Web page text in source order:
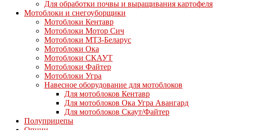
Для обработки почвы и выращивания картофеля
Мотоблоки и снегоуборщики
Мотоблоки Кентавр
Мотоблоки Мотор Сич
Мотоблоки МТЗ-Беларус
Мотоблоки Ока
Мотоблоки СКАУТ
Мотоблоки Файтер
Мотоблоки Угра
Навесное оборудование для мотоблоков
Для мотоблоков Кентавр
Для мотоблоков Ока Угра Авангард
Для мотоблоков Скаут/Файтер
Полуприцепы
Опции